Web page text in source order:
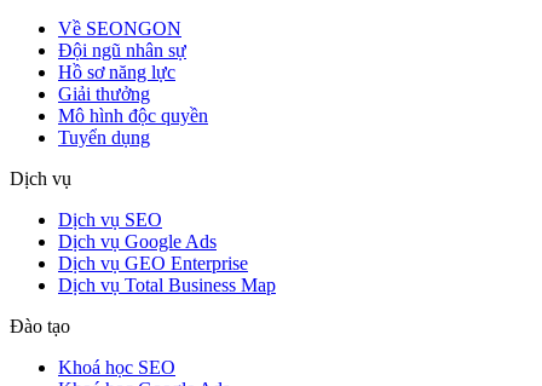
Về SEONGON
Đội ngũ nhân sự
Hồ sơ năng lực
Giải thưởng
Mô hình độc quyền
Tuyển dụng
Dịch vụ
Dịch vụ SEO
Dịch vụ Google Ads
Dịch vụ GEO Enterprise
Dịch vụ Total Business Map
Đào tạo
Khoá học SEO